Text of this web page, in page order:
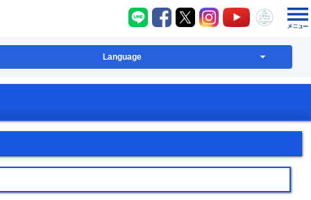
八千代町LINE
八千代町Facebook
八千代町X八千代町Instagram
八千代町八千代
Language